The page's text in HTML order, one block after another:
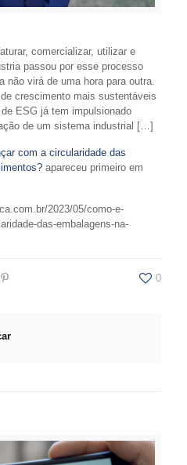
comercializar, utilizar e
passou por esse processo
não virá de uma hora para outra.
crescimento mais sustentáveis
ESG já tem impulsionado
de um sistema industrial […]
com a circularidade das
apareceu primeiro em
2023/05/como-e-
das-embalagens-na-
0